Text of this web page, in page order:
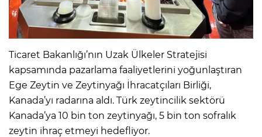
Ticaret Bakanlığı’nın Uzak Ülkeler Stratejisi
kapsamında pazarlama faaliyetlerini yoğunlaştıran
Ege Zeytin ve Zeytinyağı İhracatçıları Birliği,
Kanada’yı radarına aldı. Türk zeytincilik sektörü
Kanada’ya 10 bin ton zeytinyağı, 5 bin ton sofralık
zeytin ihraç etmeyi hedefliyor.